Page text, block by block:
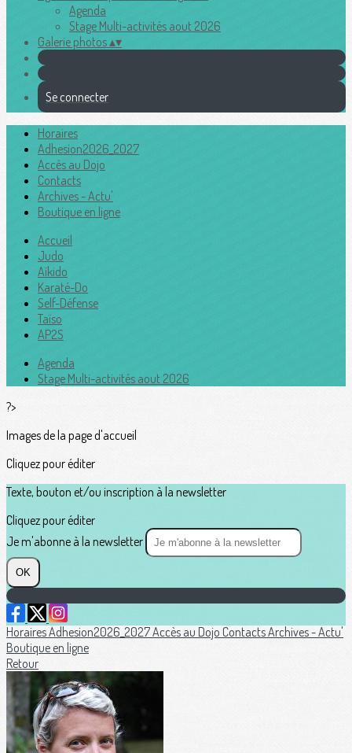
Agenda
Stage Multi-activités aout 2026
Galerie photos▴▾
Se connecter
Horaires
Adhesion2026_2027
Accès au Dojo
Contacts
Archives - Actu'
Boutique en ligne
Accueil
Judo
Aïkido
Karaté-Do
Self-Défense
Taïso
AP2S
Agenda
Stage Multi-activités aout 2026
?>
Images de la page d'accueil
Cliquez pour éditer
Texte, bouton et/ou inscription à la newsletter
Cliquez pour éditer
Je m'abonne à la newsletter
OK
HorairesAdhesion2026_2027Accès au Dojo ContactsArchives - Actu'
Boutique en ligne
Retour